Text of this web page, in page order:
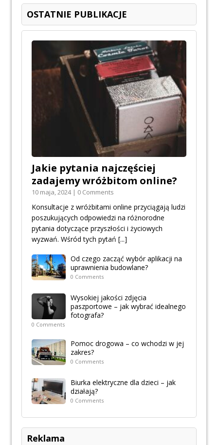
OSTATNIE PUBLIKACJE
Jakie pytania najczęściej
zadajemy wróżbitom online?
10 maja, 2024 | 0 Comments
Konsultacje z wróżbitami online przyciągają ludzi
poszukujących odpowiedzi na różnorodne
pytania dotyczące przyszłości i życiowych
wyzwań. Wśród tych pytań [...]
Od czego zacząć wybór aplikacji na
uprawnienia budowlane?
0 Comments
Wysokiej jakości zdjęcia
paszportowe – jak wybrać idealnego
fotografa?
0 Comments
Pomoc drogowa – co wchodzi w jej
zakres?
0 Comments
Biurka elektryczne dla dzieci – jak
działają?
0 Comments
Reklama